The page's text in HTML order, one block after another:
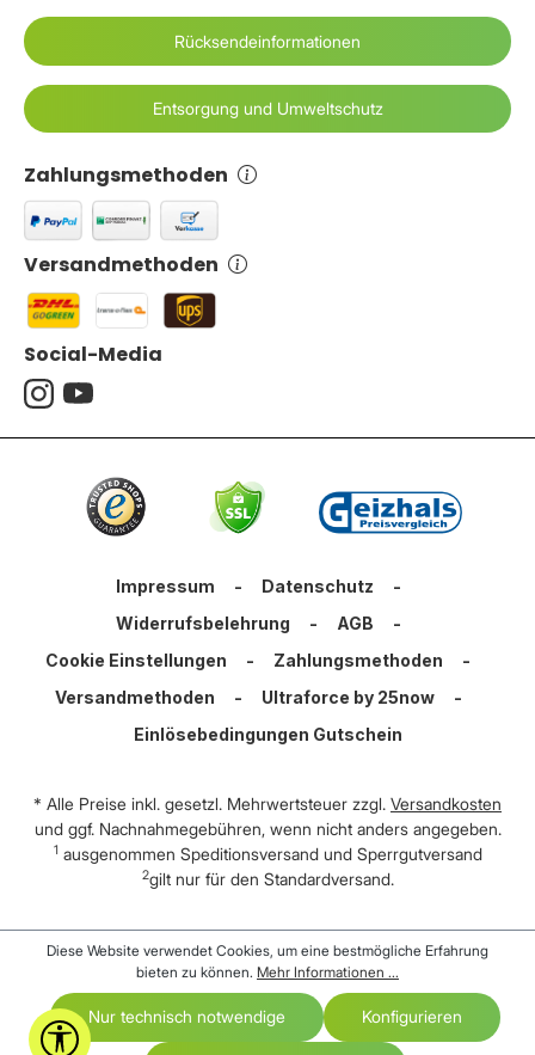
Zahlungsmethoden
Versandmethoden
Rücksendeinformationen
Entsorgung und Umweltschutz
Social-Media
Impressum - Datenschutz
-
Widerrufsbelehrung
- AGB
-
Cookie Einstellungen
- Zahlungsmethoden
-
Versandmethoden
- Ultraforce by 25now
-
Einlösebedingungen Gutschein
* Alle Preise inkl. gesetzl. Mehrwertsteuer zzgl. Versandkosten
und ggf. Nachnahmegebühren, wenn nicht anders angegeben.
1 ausgenommen Speditionsversand und Sperrgutversand
2gilt nur für den Standardversand.
Werkzeugleiste anzeigen
Diese Website verwendet Cookies, um eine bestmögliche Erfahrung
bieten zu können. Mehr Informationen ...
Nur technisch notwendige Konfigurieren